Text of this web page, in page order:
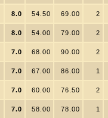
8.0 54.50 69.00 2
8.0 54.00 79.00 2
7.0 68.00 90.00 2
7.0 67.00 86.00 1
7.0 60.00 76.50 2
7.0 58.00 78.00 1